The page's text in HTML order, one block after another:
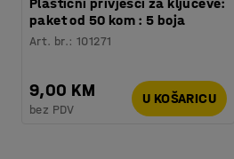
paket od 50 kom : 5 boja
Art. br.:101271
9,00 KM
bez PDV
U KOŠARICU